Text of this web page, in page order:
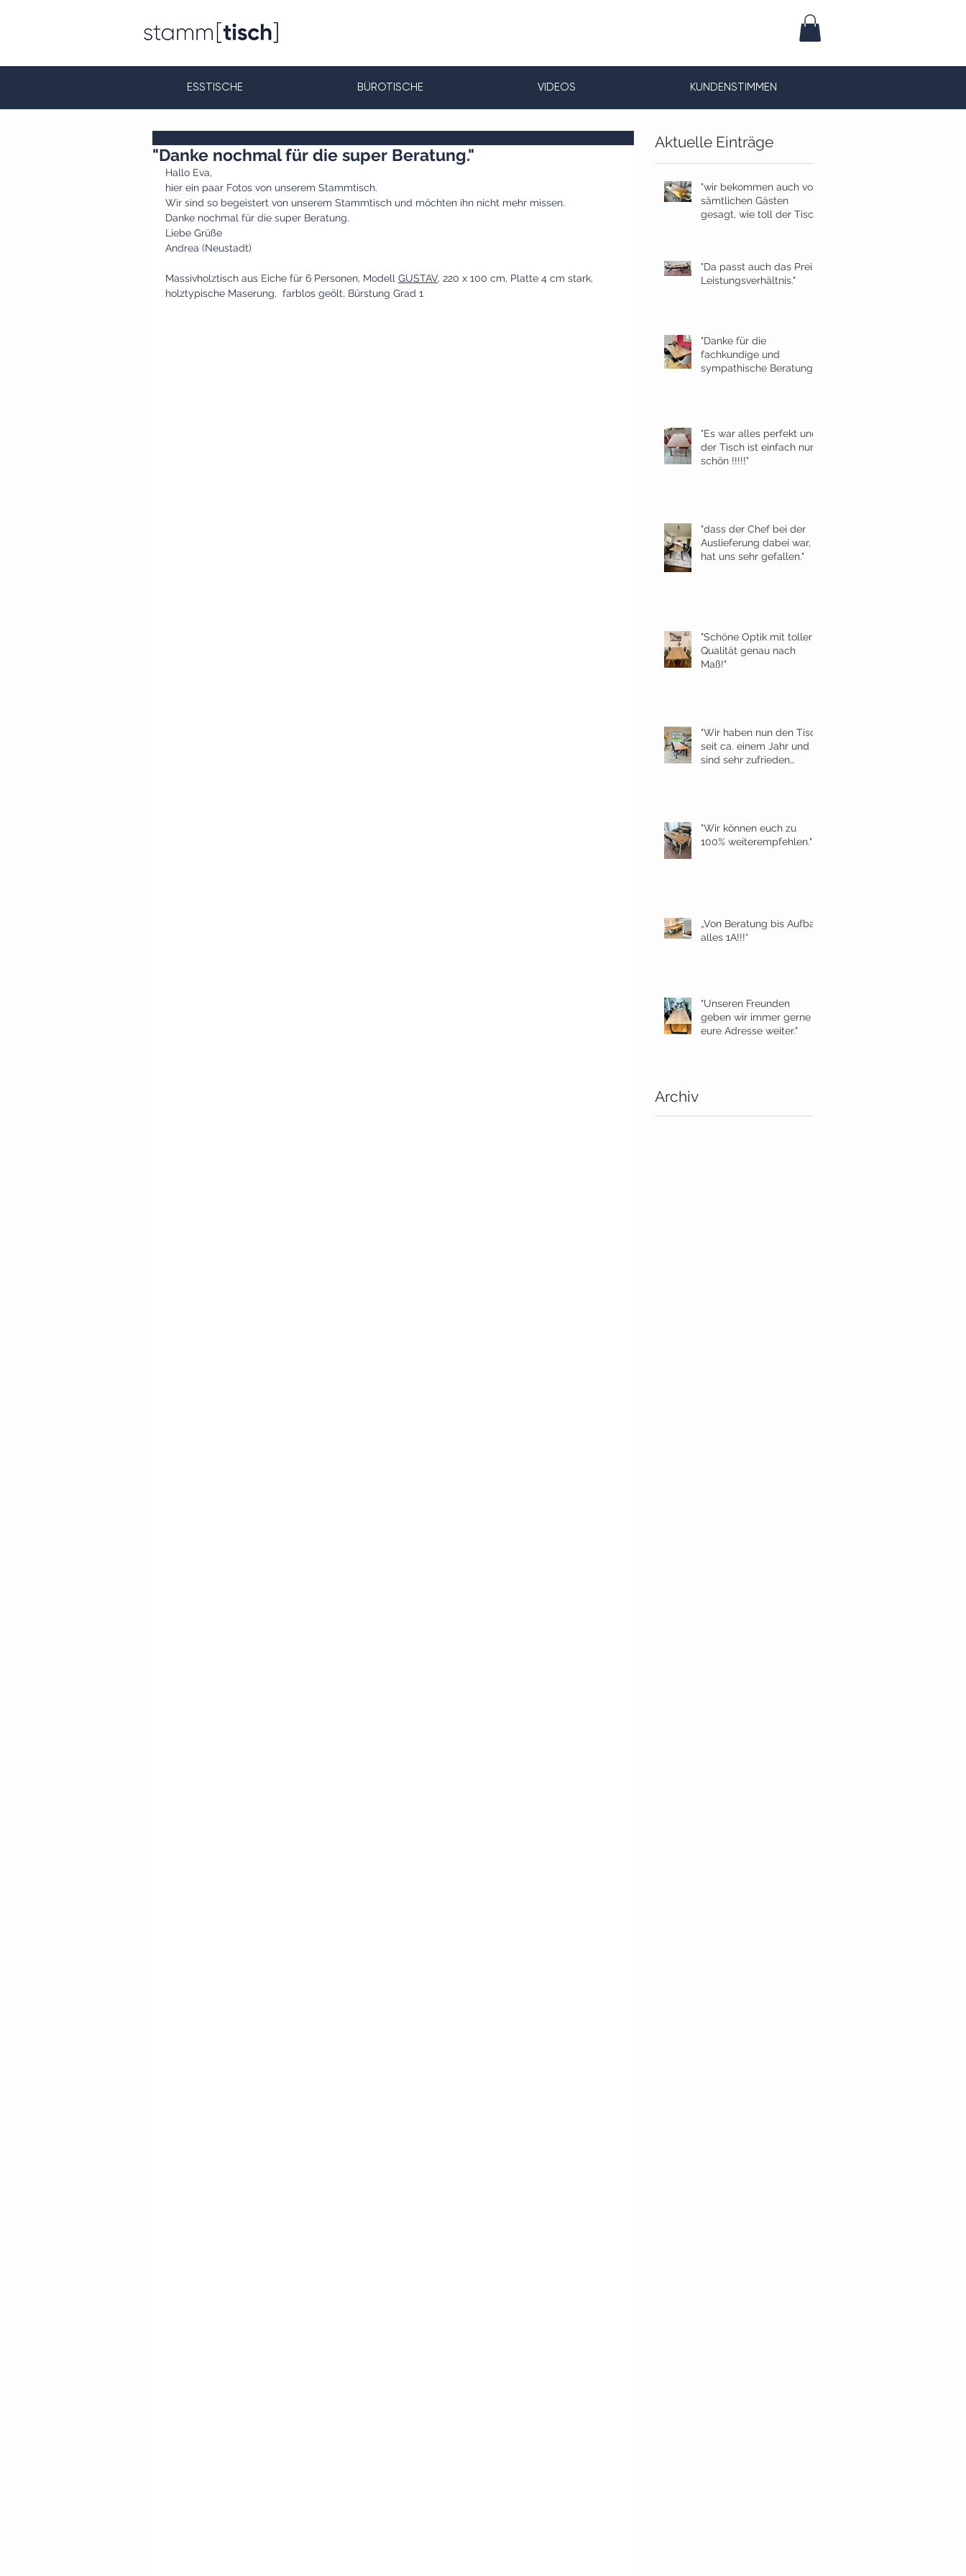
ESSTISCHE BÜROTISCHE VIDEOS KUNDENSTIMMEN
"Danke nochmal für die super Beratung."
Hallo Eva,
hier ein paar Fotos von unserem Stammtisch.
Wir sind so begeistert von unserem Stammtisch und möchten ihn nicht mehr missen.
Danke nochmal für die super Beratung.
Liebe Grüße
Andrea (Neustadt)
Massivholztisch aus Eiche für 6 Personen, Modell GUSTAV, 220 x 100 cm, Platte 4 cm stark,
holztypische Maserung,  farblos geölt, Bürstung Grad 1
Aktuelle Einträge
"wir bekommen auch von
sämtlichen Gästen
gesagt, wie toll der Tisch
"Da passt auch das Preis-
Leistungsverhältnis."
"Danke für die
fachkundige und
sympathische Beratung."
"Es war alles perfekt und
der Tisch ist einfach nur
schön !!!!!"
"dass der Chef bei der
Auslieferung dabei war,
hat uns sehr gefallen."
"Schöne Optik mit toller
Qualität genau nach
Maß!"
"Wir haben nun den Tisch
seit ca. einem Jahr und
sind sehr zufrieden
"Wir können euch zu
100% weiterempfehlen."
„Von Beratung bis Aufbau
alles 1A!!!“
"Unseren Freunden
geben wir immer gerne
eure Adresse weiter."
Archiv